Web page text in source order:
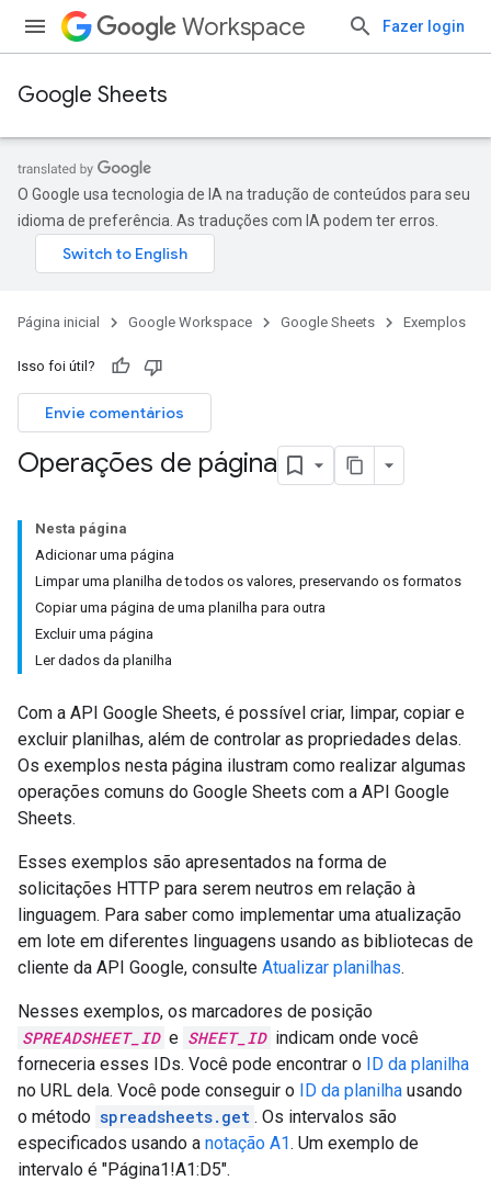
Workspace Fazer login
Google Sheets
O Google usa tecnologia de IA na tradução de conteúdos para seu
idioma de preferência. As traduções com IA podem ter erros.
Página inicial Google Workspace Google Sheets Exemplos
Isso foi útil?
Envie comentários
Operações de página
Nesta página
Adicionar uma página
Limpar uma planilha de todos os valores, preservando os formatos
Copiar uma página de uma planilha para outra
Excluir uma página
Ler dados da planilha
Com a API Google Sheets, é possível criar, limpar, copiar e
excluir planilhas, além de controlar as propriedades delas.
Os exemplos nesta página ilustram como realizar algumas
operações comuns do Google Sheets com a API Google
Sheets.
Esses exemplos são apresentados na forma de
solicitações HTTP para serem neutros em relação à
linguagem. Para saber como implementar uma atualização
em lote em diferentes linguagens usando as bibliotecas de
cliente da API Google, consulte Atualizar planilhas.
Nesses exemplos, os marcadores de posição
SPREADSHEET_ID e SHEET_ID indicam onde você
forneceria esses IDs. Você pode encontrar o ID da planilha
no URL dela. Você pode conseguir o ID da planilha usando
o método spreadsheets.get . Os intervalos são
especificados usando a notação A1. Um exemplo de
intervalo é "Página1!A1:D5".